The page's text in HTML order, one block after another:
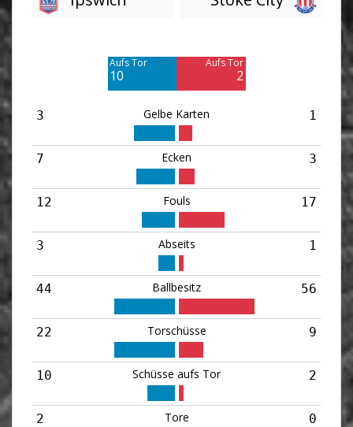
Aufs Tor
10
Aufs Tor
2
3 Gelbe Karten 1
7 Ecken 3
12 Fouls 17
3 Abseits 1
44 Ballbesitz 56
22 Torschüsse 9
10 Schüsse aufs Tor 2
2 Tore 0